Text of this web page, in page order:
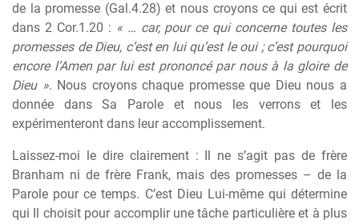
de la promesse (Gal.4.28) et nous croyons ce qui est écrit
dans 2 Cor.1.20 : « … car, pour ce qui concerne toutes les
promesses de Dieu, c’est en lui qu’est le oui ; c’est pourquoi
encore l’Amen par lui est prononcé par nous à la gloire de
Dieu ». Nous croyons chaque promesse que Dieu nous a
donnée dans Sa Parole et nous les verrons et les
expérimenteront dans leur accomplissement.
Laissez-moi le dire clairement : Il ne s’agit pas de frère
Branham ni de frère Frank, mais des promesses – de la
Parole pour ce temps. C’est Dieu Lui-même qui détermine
qui Il choisit pour accomplir une tâche particulière et à plus